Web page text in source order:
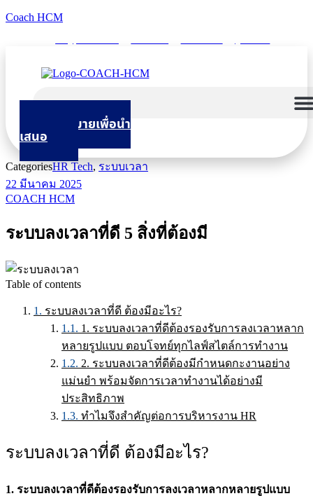
Coach HCM
นัดหมายเพื่อนำ
เสนอ
CategoriesHR Tech, ระบบเวลา
22 มีนาคม 2025
COACH HCM
ระบบลงเวลาที่ดี 5 สิ่งที่ต้องมี
Table of contents
ระบบลงเวลาที่ดี ต้องมีอะไร?
1. ระบบลงเวลาที่ดีต้องรองรับการลงเวลาหลาก
หลายรูปแบบ ตอบโจทย์ทุกไลฟ์สไตล์การทำงาน
2. ระบบลงเวลาที่ดีต้องมีกำหนดกะงานอย่าง
แม่นยำ พร้อมจัดการเวลาทำงานได้อย่างมี
ประสิทธิภาพ
ทำไมจึงสำคัญต่อการบริหารงาน HR
ระบบลงเวลาที่ดี ต้องมีอะไร?
1. ระบบลงเวลาที่ดีต้องรองรับการลงเวลาหลากหลายรูปแบบ